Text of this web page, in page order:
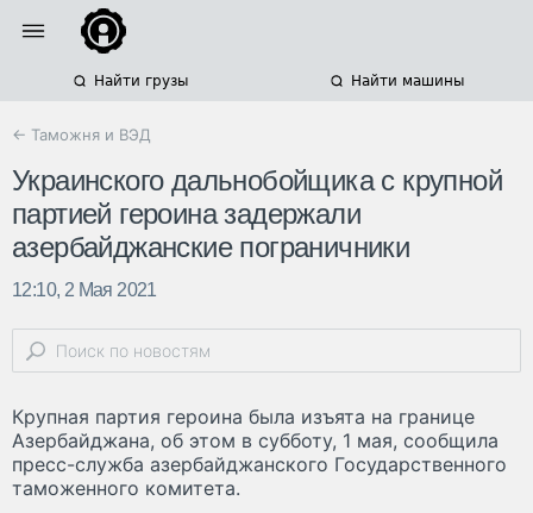
Найти грузы Найти машины
← Таможня и ВЭД
Украинского дальнобойщика с крупной
партией героина задержали
азербайджанские пограничники
12:10, 2 Мая 2021
Крупная партия героина была изъята на границе
Азербайджана, об этом в субботу, 1 мая, сообщила
пресс-служба азербайджанского Государственного
таможенного комитета.